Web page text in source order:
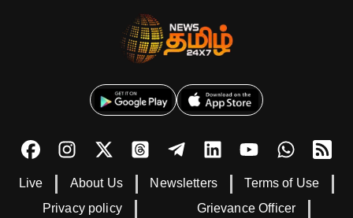
Live About Us Newsletters
Terms of Use
Privacy policy
Grievance Officer